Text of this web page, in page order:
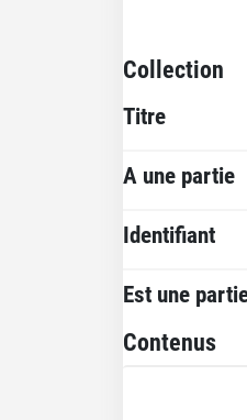
Collection
Titre
A une partie
Identifiant
Est une
Contenus